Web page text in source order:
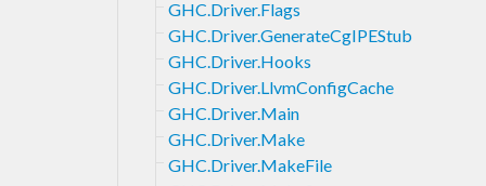
GHC.Driver.Flags
GHC.Driver.GenerateCgIPEStub
GHC.Driver.Hooks
GHC.Driver.LlvmConfigCache
GHC.Driver.Main
GHC.Driver.Make
GHC.Driver.MakeFile